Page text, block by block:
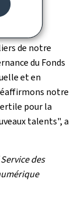
de notre
du Fonds
et en
notre
pour la
talents", a
des